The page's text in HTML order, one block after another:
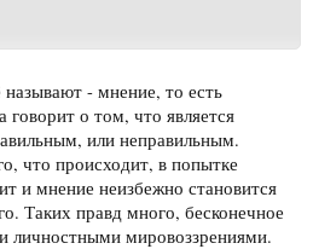
- мнение, то есть
говорит о том, что является
или неправильным.
что происходит, в попытке
и мнение неизбежно становится
Таких правд много, бесконечное
личностными мировоззрениями.